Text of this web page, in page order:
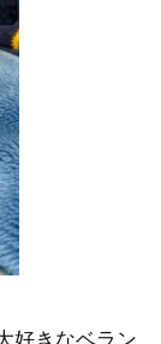
好きなベラン